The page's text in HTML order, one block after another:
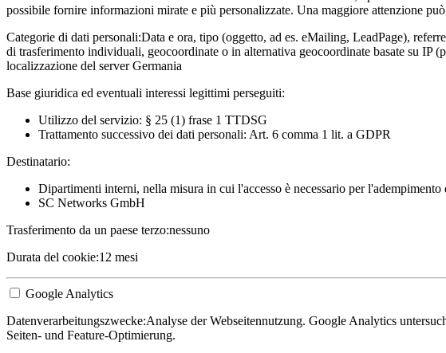
possibile fornire informazioni mirate e più personalizzate. Una maggiore attenzione
Categorie di dati personali:Data e ora, tipo (oggetto, ad es. eMailing, LeadPage),
di trasferimento individuali, geocoordinate o in alternativa geocoordinate basate su
localizzazione del server Germania
Base giuridica ed eventuali interessi legittimi perseguiti:
Utilizzo del servizio: § 25 (1) frase 1 TTDSG
Trattamento successivo dei dati personali: Art. 6 comma 1 lit. a GDPR
Destinatario:
Dipartimenti interni, nella misura in cui l'accesso è necessario per
SC Networks GmbH
Trasferimento da un paese terzo:nessuno
Durata del cookie:12 mesi
Google Analytics
Datenverarbeitungszwecke:Analyse der Webseitennutzung. Google Analytics
Seiten- und Feature-Optimierung.